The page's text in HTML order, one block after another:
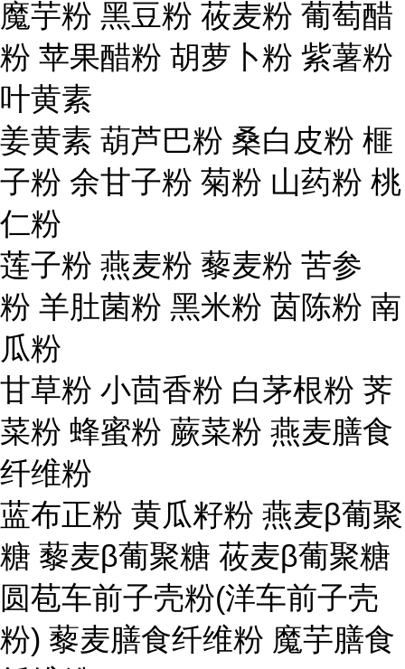
魔芋粉 黑豆粉 莜麦粉 葡萄醋
粉 苹果醋粉 胡萝卜粉 紫薯粉
叶黄素
姜黄素 葫芦巴粉 桑白皮粉 榧
子粉 余甘子粉 菊粉 山药粉 桃
仁粉
莲子粉 燕麦粉 藜麦粉 苦参
粉 羊肚菌粉 黑米粉 茵陈粉 南
瓜粉
甘草粉 小茴香粉 白茅根粉 荠
菜粉 蜂蜜粉 蕨菜粉 燕麦膳食
纤维粉
蓝布正粉 黄瓜籽粉 燕麦β葡聚
糖 藜麦β葡聚糖 莜麦β葡聚糖
圆苞车前子壳粉(洋车前子壳
粉) 藜麦膳食纤维粉 魔芋膳食